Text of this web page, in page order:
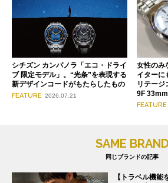
シチズン カンパノラ「エコ・ドライ
ブ 限定モデル」。“光条”を表現する
新デザインコードがもたらしたもの
FEATURE 2026.07.21
女性のみ
イターに
リテージ
9F
FEATURE
SAME BRAND
同じブランドの記事
【トラベル機能